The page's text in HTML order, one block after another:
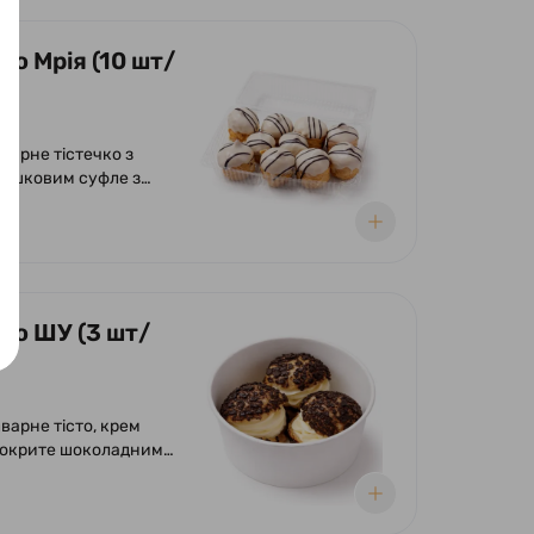
Мрія (10 шт/
тістечко з
суфле з
ШУ (3 шт/
тісто, крем
шоколадним